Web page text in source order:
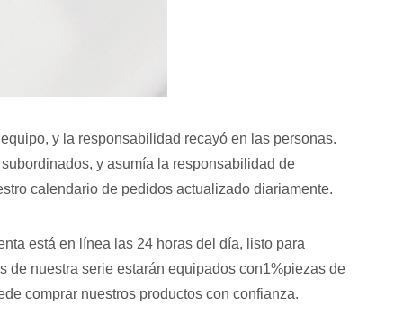
y la responsabilidad recayó en las personas.
y asumía la responsabilidad de
calendario de pedidos actualizado diariamente.
está en línea las 24 horas del día, listo para
de nuestra serie estarán equipados con1%piezas de
comprar nuestros productos con confianza.